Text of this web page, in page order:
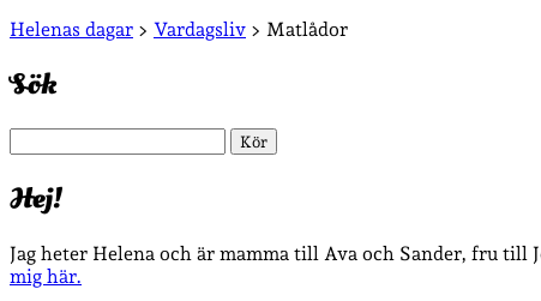
Sidopanel
Helenas dagar > Vardagsliv > Matlådor
Sök
Hej!
Jag heter Helena och är mamma till Ava och Sander, fru
mig här.